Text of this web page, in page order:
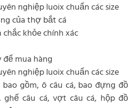
nghiệp luoix chuẩn các size
của thợ bắt cá
khỏe chính xác
để mua hàng
nghiệp luoix chuẩn các size
bao gồm, ô câu cá, bao đựng đồ
ghế câu cá, vợt câu cá, hộp đồ